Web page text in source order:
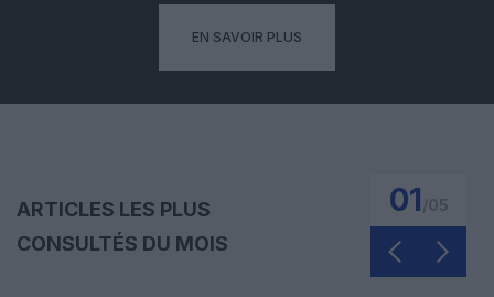
EN SAVOIR PLUS
ARTICLES LES PLUS
CONSULTÉS DU MOIS
01